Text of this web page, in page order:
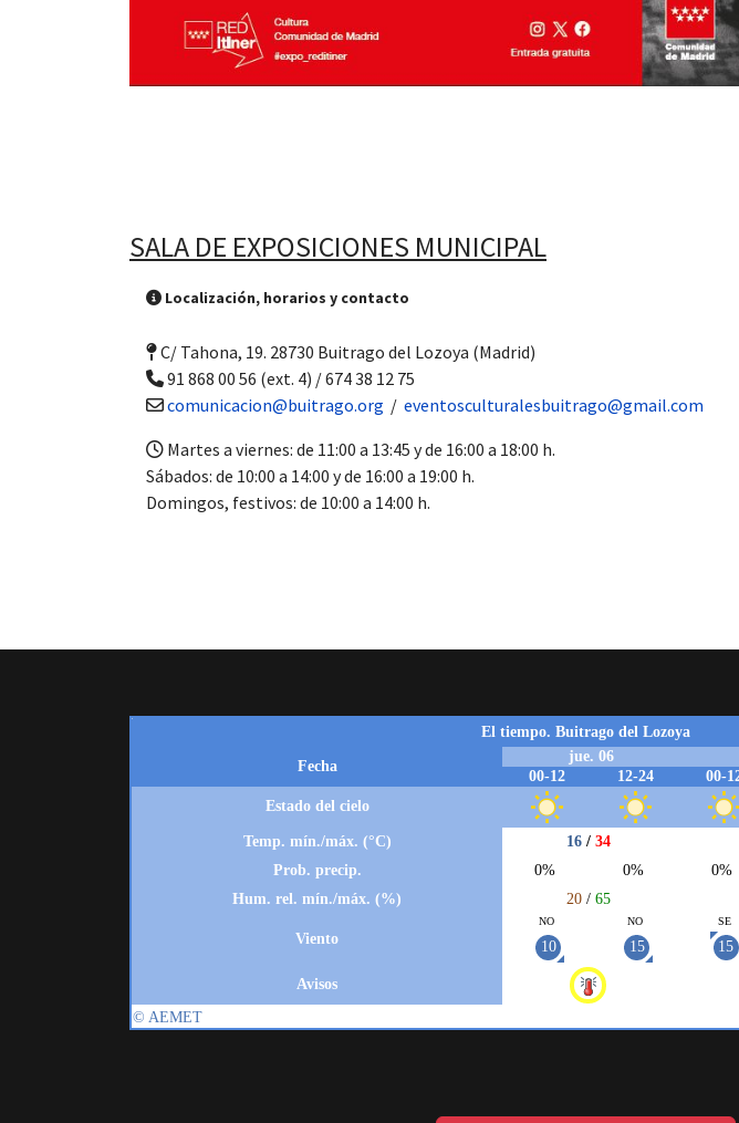
SALA DE EXPOSICIONES MUNICIPAL
Localización, horarios y contacto
C/ Tahona, 19. 28730 Buitrago del Lozoya (Madrid)
91 868 00 56 (ext. 4) / 674 38 12 75
comunicacion@buitrago.org / eventosculturalesbuitrago@gmail.com
Martes a viernes: de 11:00 a 13:45 y de 16:00 a 18:00 h.
Sábados: de 10:00 a 14:00 y de 16:00 a 19:00 h.
Domingos, festivos: de 10:00 a 14:00 h.